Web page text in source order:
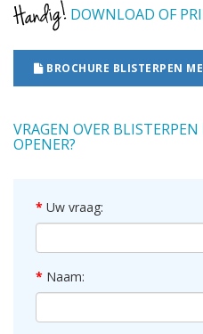
DOWNLOAD OF
BROCHURE BLISTERPEN
VRAGEN OVER
OPENER?
Uw vraag:
Naam: